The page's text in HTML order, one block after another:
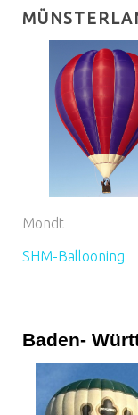
Mondt
SHM-Ballooning
Baden-